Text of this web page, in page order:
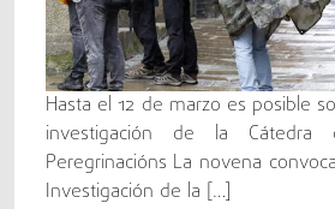
Hasta el 12 de marzo es posible
investigación de la
Peregrinacións La novena
Investigación de la […]